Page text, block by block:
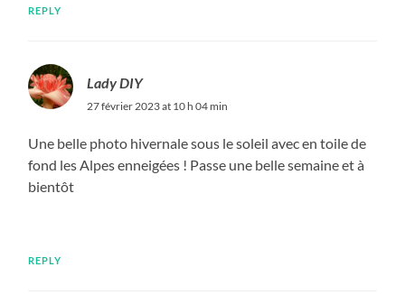
REPLY
Lady DIY
27 février 2023 at 10 h 04 min
Une belle photo hivernale sous le soleil avec en toile de
fond les Alpes enneigées ! Passe une belle semaine et à
bientôt
REPLY